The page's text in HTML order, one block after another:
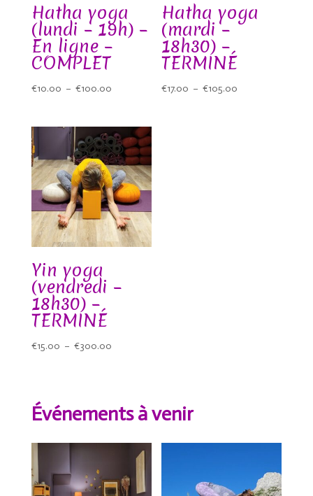
Hatha yoga
(lundi – 19h) –
En ligne –
COMPLET
€10.00 – €100.00Plage
prix :
€10.00
à
€100.00
Hatha yoga
(mardi –
18h30) –
TERMINÉ
€17.00 – €105.00
Yin yoga
(vendredi –
18h30) –
TERMINÉ
€15.00 – €300.00Plage
à
Événements à venir